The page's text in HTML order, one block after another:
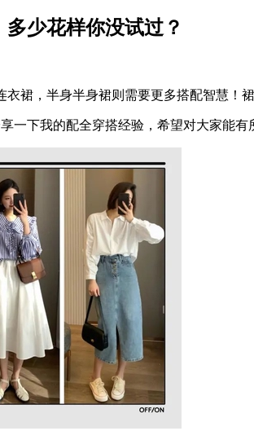
少花样你没试过？
，半身半身裙则需要更多搭配智慧！
下我的配全穿搭经验，希望对大家能有